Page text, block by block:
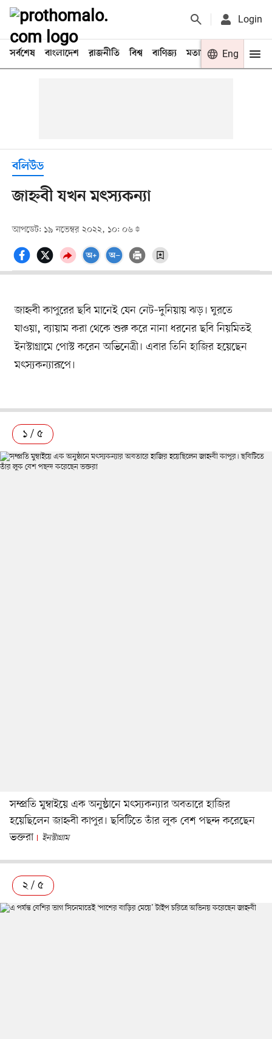
Login
সর্বশেষ বাংলাদেশ রাজনীতি বিশ্ব বাণিজ্য মতামত খেলা
Eng
বলিউড
জাহ্নবী যখন মৎস্যকন্যা
আপডেট: ১৯ নভেম্বর ২০২২, ১০: ০৬
জাহ্নবী কাপুরের ছবি মানেই যেন নেট–দুনিয়ায় ঝড়। ঘুরতে
যাওয়া, ব্যায়াম করা থেকে শুরু করে নানা ধরনের ছবি নিয়মিতই
ইনস্টাগ্রামে পোস্ট করেন অভিনেত্রী। এবার তিনি হাজির হয়েছেন
মৎস্যকন্যারূপে।
১ / ৫
সম্প্রতি মুম্বাইয়ে এক অনুষ্ঠানে মৎস্যকন্যার অবতারে হাজির
হয়েছিলেন জাহ্নবী কাপুর। ছবিটিতে তাঁর লুক বেশ পছন্দ করেছেন
ভক্তরা
ইনস্টাগ্রাম
২ / ৫